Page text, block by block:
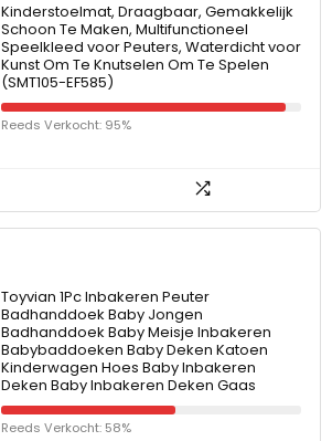
Kinderstoelmat, Draagbaar, Gemakkelijk
Schoon Te Maken, Multifunctioneel
Speelkleed voor Peuters, Waterdicht voor
Kunst Om Te Knutselen Om Te Spelen
(SMT105-EF585)
Reeds Verkocht: 95%
Toyvian 1Pc Inbakeren Peuter
Badhanddoek Baby Jongen
Badhanddoek Baby Meisje Inbakeren
Babybaddoeken Baby Deken Katoen
Kinderwagen Hoes Baby Inbakeren
Deken Baby Inbakeren Deken Gaas
Reeds Verkocht: 58%